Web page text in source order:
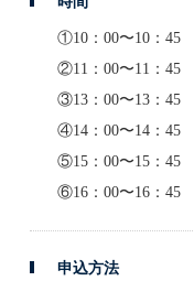
①10：00〜10：45
②11：00〜11：45
③13：00〜13：45
④14：00〜14：45
⑤15：00〜15：45
⑥16：00〜16：45
申込方法